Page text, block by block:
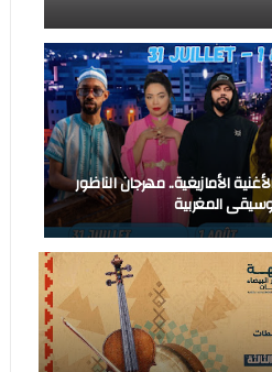
الأمازيغية.. مهرجان الناظور
المغربية